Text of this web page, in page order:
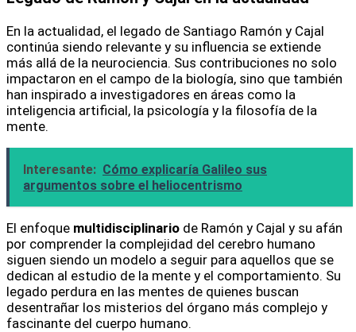
En la actualidad, el legado de Santiago Ramón y Cajal
continúa siendo relevante y su influencia se extiende
más allá de la neurociencia. Sus contribuciones no solo
impactaron en el campo de la biología, sino que también
han inspirado a investigadores en áreas como la
inteligencia artificial, la psicología y la filosofía de la
mente.
Interesante: Cómo explicaría Galileo sus
argumentos sobre el heliocentrismo
El enfoque multidisciplinario de Ramón y Cajal y su afán
por comprender la complejidad del cerebro humano
siguen siendo un modelo a seguir para aquellos que se
dedican al estudio de la mente y el comportamiento. Su
legado perdura en las mentes de quienes buscan
desentrañar los misterios del órgano más complejo y
fascinante del cuerpo humano.